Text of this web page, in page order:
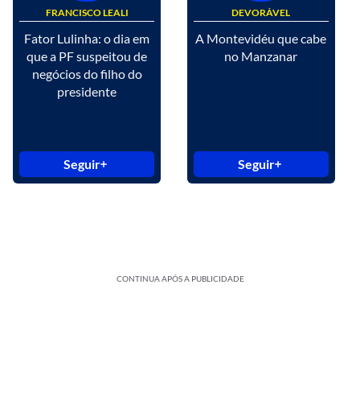
FRANCISCO LEALI
Fator Lulinha: o dia em
que a PF suspeitou de
negócios do filho do
presidente
Seguir
DEVORÁVEL
A Montevidéu que cabe
no Manzanar
Seguir
CONTINUA APÓS A PUBLICIDADE